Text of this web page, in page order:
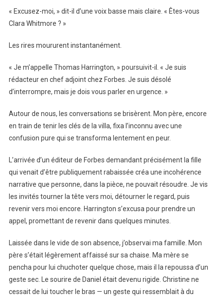
« Excusez-moi, » dit-il d’une voix basse mais claire. « Êtes-vous
Clara Whitmore ? »
Les rires moururent instantanément.
« Je m’appelle Thomas Harrington, » poursuivit-il. « Je suis
rédacteur en chef adjoint chez Forbes. Je suis désolé
d’interrompre, mais je dois vous parler en urgence. »
Autour de nous, les conversations se brisèrent. Mon père, encore
en train de tenir les clés de la villa, fixa l’inconnu avec une
confusion pure qui se transforma lentement en peur.
L’arrivée d’un éditeur de Forbes demandant précisément la fille
qui venait d’être publiquement rabaissée créa une incohérence
narrative que personne, dans la pièce, ne pouvait résoudre. Je vis
les invités tourner la tête vers moi, détourner le regard, puis
revenir vers moi encore. Harrington s’excusa pour prendre un
appel, promettant de revenir dans quelques minutes.
Laissée dans le vide de son absence, j’observai ma famille. Mon
père s’était légèrement affaissé sur sa chaise. Ma mère se
pencha pour lui chuchoter quelque chose, mais il la repoussa d’un
geste sec. Le sourire de Daniel était devenu rigide. Christine ne
cessait de lui toucher le bras — un geste qui ressemblait à du